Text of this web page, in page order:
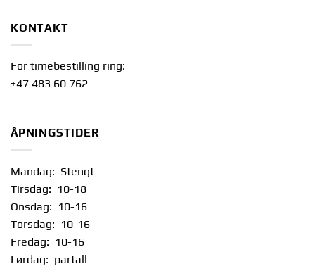
KONTAKT
For timebestilling ring:
+47 483 60 762
ÅPNINGSTIDER
Mandag: Stengt
Tirsdag: 10-18
Onsdag: 10-16
Torsdag: 10-16
Fredag: 10-16
Lørdag: partall